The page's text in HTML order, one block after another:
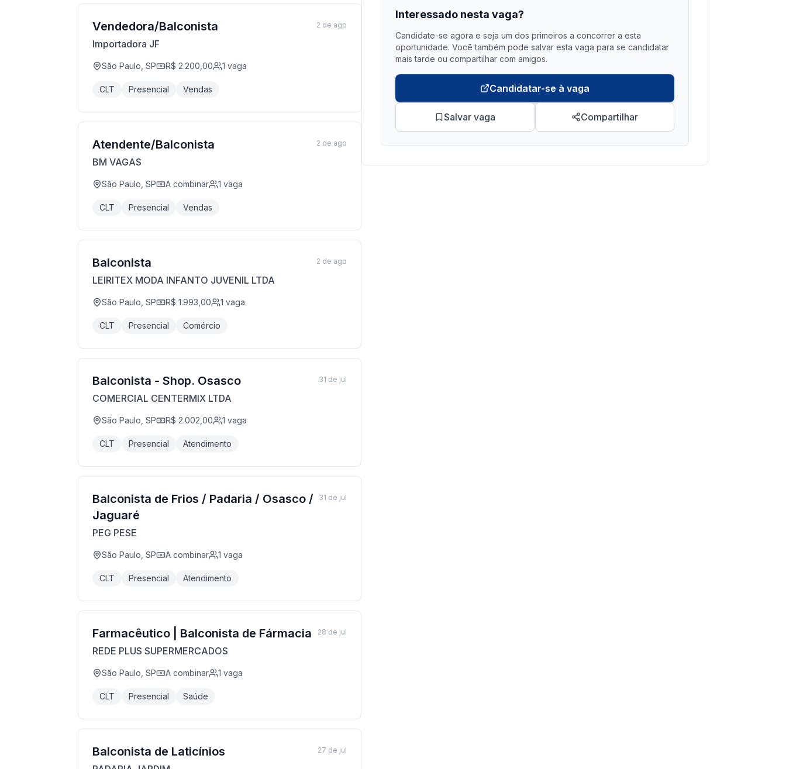
Vendedora/Balconista
Importadora JF
São Paulo, SP R$ 2.200,00 1 vaga
CLT Presencial Vendas
2 de ago
Atendente/Balconista
BM VAGAS
São Paulo, SP A combinar 1 vaga
CLT Presencial Vendas
2 de ago
Balconista
LEIRITEX MODA INFANTO JUVENIL LTDA
São Paulo, SP R$ 1.993,00 1 vaga
CLT Presencial Comércio
2 de ago
Balconista - Shop. Osasco
COMERCIAL CENTERMIX LTDA
São Paulo, SP R$ 2.002,00 1 vaga
CLT Presencial Atendimento
31 de jul
Balconista de Frios / Padaria / Osasco /
Jaguaré
PEG PESE
São Paulo, SP A combinar 1 vaga
CLT Presencial Atendimento
31 de jul
Farmacêutico | Balconista de Fármacia
REDE PLUS SUPERMERCADOS
São Paulo, SP A combinar 1 vaga
CLT Presencial Saúde
28 de jul
Balconista de Laticínios 27 de jul
Interessado nesta vaga?
Candidate-se agora e seja um dos primeiros a concorrer a esta
oportunidade. Você também pode salvar esta vaga para se candidatar
mais tarde ou compartilhar com amigos.
Candidatar-se à vaga
Salvar vaga Compartilhar